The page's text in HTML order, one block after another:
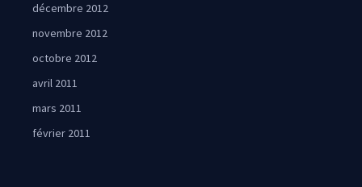
décembre 2012
novembre 2012
octobre 2012
avril 2011
mars 2011
février 2011